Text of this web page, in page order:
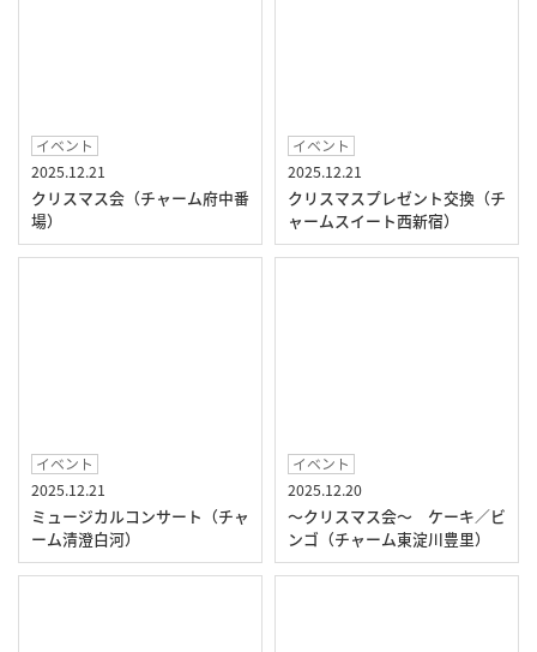
イベント
2025.12.21
クリスマス会（チャーム府中番
場）
イベント
2025.12.21
クリスマスプレゼント交換（チ
ャームスイート西新宿）
イベント
2025.12.21
ミュージカルコンサート（チャ
ーム清澄白河）
イベント
2025.12.20
～クリスマス会～ ケーキ／ビ
ンゴ（チャーム東淀川豊里）